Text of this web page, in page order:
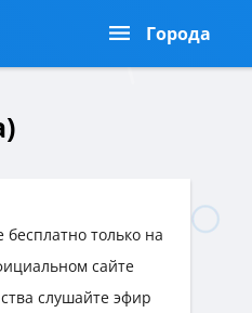
Города
только на
сайте
слушайте эфир